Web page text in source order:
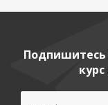
Подпишитесь